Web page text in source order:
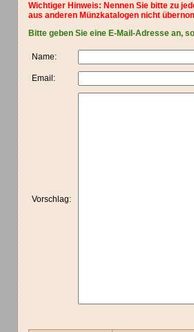
Wichtiger Hinweis: Nennen Sie bitte zu
aus anderen Münzkatalogen nicht
Bitte geben Sie eine E-Mail-Adresse an,
Name:
Email:
Vorschlag: